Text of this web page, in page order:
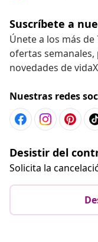
Suscríbete a
Únete a los más
ofertas
novedades de
Nuestras redes
Desistir del
Solicita la